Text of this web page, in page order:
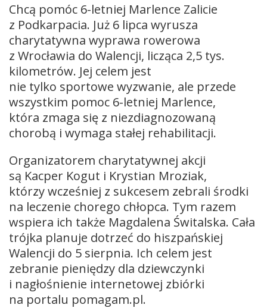
Chcą pomóc 6-letniej Marlence Zalicie
z Podkarpacia. Już 6 lipca wyrusza
charytatywna wyprawa rowerowa
z Wrocławia do Walencji, licząca 2,5 tys.
kilometrów. Jej celem jest
nie tylko sportowe wyzwanie, ale przede
wszystkim pomoc 6-letniej Marlence,
która zmaga się z niezdiagnozowaną
chorobą i wymaga stałej rehabilitacji.
Organizatorem charytatywnej akcji
są Kacper Kogut i Krystian Mroziak,
którzy wcześniej z sukcesem zebrali środki
na leczenie chorego chłopca. Tym razem
wspiera ich także Magdalena Świtalska. Cała
trójka planuje dotrzeć do hiszpańskiej
Walencji do 5 sierpnia. Ich celem jest
zebranie pieniędzy dla dziewczynki
i nagłośnienie internetowej zbiórki
na portalu pomagam.pl.